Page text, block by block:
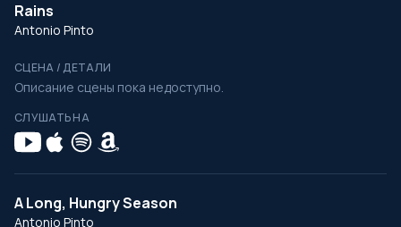
Rains
Antonio Pinto
СЦЕНА / ДЕТАЛИ
Описание сцены пока недоступно.
СЛУШАТЬ НА
A Long, Hungry Season
Antonio Pinto